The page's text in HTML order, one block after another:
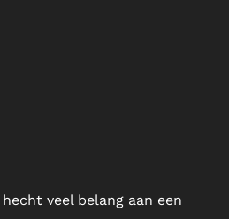
veel belang aan een